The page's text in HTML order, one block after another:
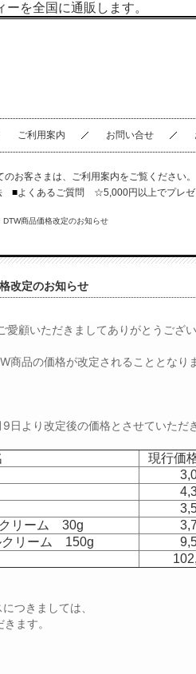
を全国に通販します。
ご利用案内 お問い合せ
お客さまは、 ご利用案内をご覧ください
■よくあるご質問 ☆5,000円以上でプレゼ
DTW商品価格改定のお知らせ
改定のお知らせ
顧いただきましてありがとうござい
商品の価格が改定されることとなり
日より改定後の価格とさせていただ
現行価
クリーム 30g
クリーム 150g
つきましては、
ます。